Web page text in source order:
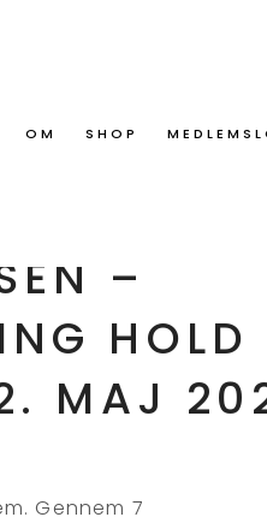
OM SHOP
–
MAJ
Gennem 7